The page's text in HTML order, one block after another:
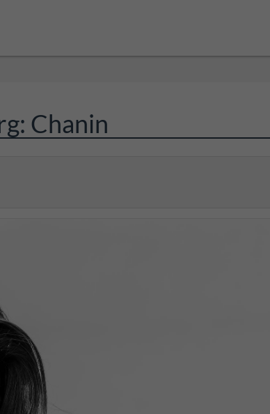
Chanin